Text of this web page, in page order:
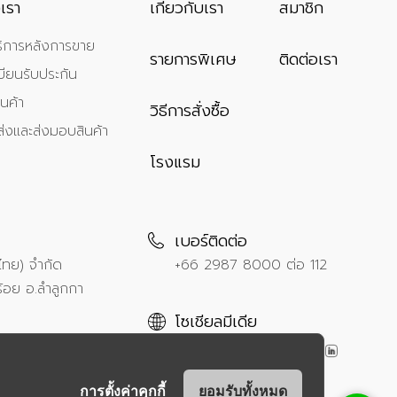
า
ารหลังการขาย
ยนรับประกัน
ค้า
และส่งมอบสินค้า
เกี่ยวกับเรา
รายการพิเศษ
วิธีการสั่งซื้อ
โรงแรม
สมาชิก
ติดต่อเรา
ย) จำกัด
ย อ.ลำลูกกา
เบอร์ติดต่อ
+66 2987 8000 ต่อ 112
โซเชียลมีเดีย
ยอมรับทั้งหมด
การตั้งค่าคุกกี้